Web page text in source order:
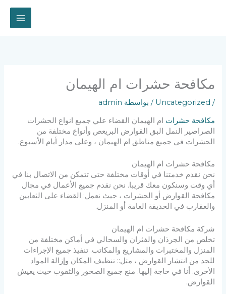
مكافحة حشرات ام الهيمان
/
Uncategorized / بواسطة admin
مكافحة حشرات ام الهيمان القضاء علي جميع انواع الحشرات
الصراصير النمل البق القوارض البريعص وأنواع مختلفة من
الحشرات في جميع مناطق ام الهيمان ، وعلى مدار أيام الأسبوع.
مكافحة حشرات ام الهيمان
نحن نقدم خدمتنا في أوقات مختلفة حتى تتمكن من الاتصال بنا في
أي وقت وسنكون معك قريبا. نحن نقدم جميع الأعمال في مجال
مكافحة القوارض أو الحشرات ، حيث نعمل: القضاء على الثعابين
والعقارب في الحديقة العامة أو المنزل.
شركة مكافحة حشرات ام الهيمان
تخلص من الجرذان والفئران والسحالي في أماكن مختلفة من
المنزل والمختبرات والمشاريع والمكاتب. تنفيذ جميع الإجراءات
للحد من انتشار القوارض ، مثل:: تنظيف المكان وإزالة المواد
الأخرى. أنا في حاجة إليها. منع جميع الصخور والثقوب حيث يعيش
القوارض.